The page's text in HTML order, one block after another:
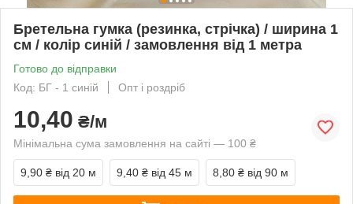
Бретельна гумка (резинка, стрічка) / ширина 1
см / колір синій / замовлення від 1 метра
Готово до відправки
Код: БГ - 1 синій
Опт і роздріб
10,40 ₴/м
Мінімальна сума замовлення на сайті — 100 ₴
9,90 ₴ від 20 м 9,40 ₴ від 45 м 8,80 ₴ від 90 м